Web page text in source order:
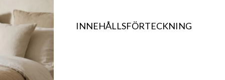
INNEHÅLLSFÖRTECKNING